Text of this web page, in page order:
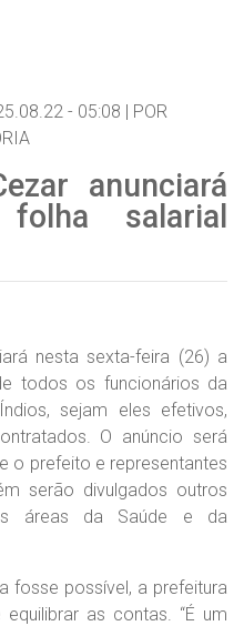
- 05:08 | POR
anunciará
salarial
nesta sexta-feira (26) a
todos os funcionários da
sejam eles efetivos,
O anúncio será
o prefeito e representantes
serão divulgados outros
áreas da Saúde e da
fosse possível, a prefeitura
as contas. “É um